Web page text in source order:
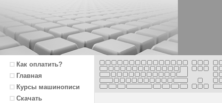
Как оплатить?
Главная
Курсы машинописи
Скачать